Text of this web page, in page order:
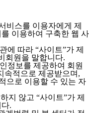
비스를 이용자에게 제
이용하여 구축한 웹 사
에 따라 “사이트”가 제
회원을 말합니다.
정보를 제공하여 회원
속적으로 제공받으며,
으로 이용할 수 있는 자
지 않고 “사이트”가 제
.